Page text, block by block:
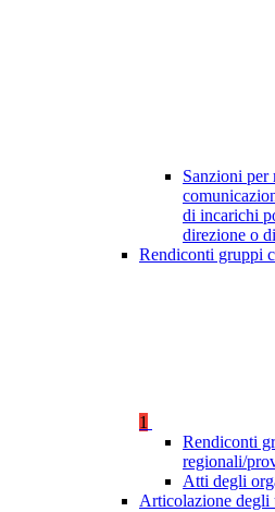
Sanzioni per
di incarichi
direzione o
Rendiconti gruppi
1
Rendiconti
regionali/
Atti degli
Articolazione degli